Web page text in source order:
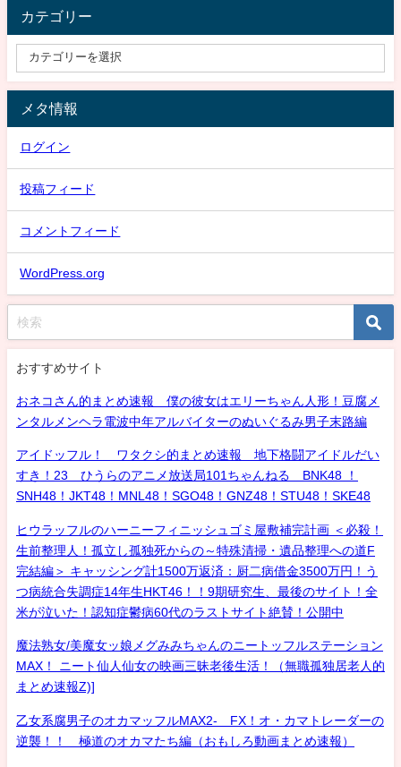
カテゴリー
メタ情報
ログイン
投稿フィード
コメントフィード
WordPress.org
おすすめサイト
おネコさん的まとめ速報 僕の彼女はエリーちゃん人形！豆腐メ
ンタルメンヘラ電波中年アルバイターのぬいぐるみ男子末路編
アイドッフル！ ワタクシ的まとめ速報 地下格闘アイドルだい
すき！23 ひうらのアニメ放送局101ちゃんねる BNK48 ！
SNH48！JKT48！MNL48！SGO48！GNZ48！STU48！SKE48
ヒウラッフルのハーニーフィニッシュゴミ屋敷補完計画 ＜必殺！
生前整理人！孤立し孤独死からの～特殊清掃・遺品整理への道F
完結編＞ キャッシング計1500万返済：厨二病借金3500万円！う
つ病統合失調症14年生HKT46！！9期研究生、最後のサイト！全
米が泣いた！認知症鬱病60代のラストサイト絶賛！公開中
魔法熟女/美魔女ッ娘メグみみちゃんのニートッフルステーション
MAX！ ニート仙人仙女の映画三昧老後生活！（無職孤独居老人的
まとめ速報Z)]
乙女系腐男子のオカマッフルMAX2- FX！オ・カマトレーダーの
逆襲！！ 極道のオカマたち編（おもしろ動画まとめ速報）